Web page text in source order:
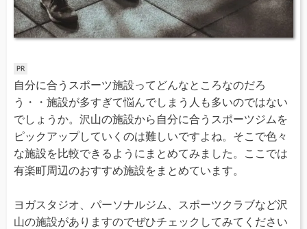
自分に合うスポーツ施設ってどんなところなのだろ
う・・施設が多すぎて悩んでしまう人も多いのではない
でしょうか。沢山の施設から自分に合うスポーツジムを
ピックアップしていくのは難しいですよね。そこで色々
な施設を比較できるようにまとめてみました。ここでは
有楽町周辺のおすすめ施設をまとめています。
ヨガスタジオ、パーソナルジム、スポーツクラブなど沢
山の施設がありますのでぜひチェックしてみてください